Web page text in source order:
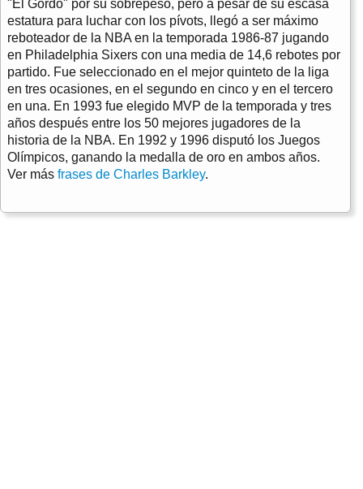
"El Gordo" por su sobrepeso, pero a pesar de su escasa
estatura para luchar con los pívots, llegó a ser máximo
reboteador de la NBA en la temporada 1986-87 jugando
en Philadelphia Sixers con una media de 14,6 rebotes por
partido. Fue seleccionado en el mejor quinteto de la liga
en tres ocasiones, en el segundo en cinco y en el tercero
en una. En 1993 fue elegido MVP de la temporada y tres
años después entre los 50 mejores jugadores de la
historia de la NBA. En 1992 y 1996 disputó los Juegos
Olímpicos, ganando la medalla de oro en ambos años.
Ver más frases de Charles Barkley.